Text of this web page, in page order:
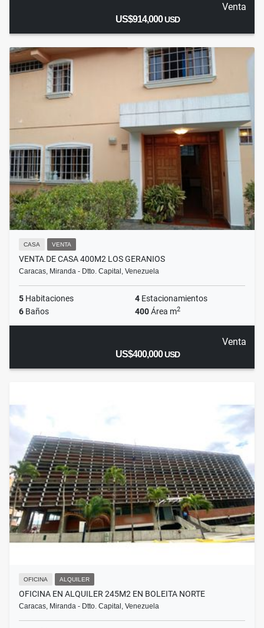
Venta
US$914,000USD
CASA VENTA
VENTA DE CASA 400M2 LOS GERANIOS
Caracas, Miranda - Dtto. Capital, Venezuela
5 Habitaciones 4 Estacionamientos
6 Baños 400Área m2
Venta
US$400,000USD
OFICINA ALQUILER
OFICINA EN ALQUILER 245M2 EN BOLEITA NORTE
Caracas, Miranda - Dtto. Capital, Venezuela